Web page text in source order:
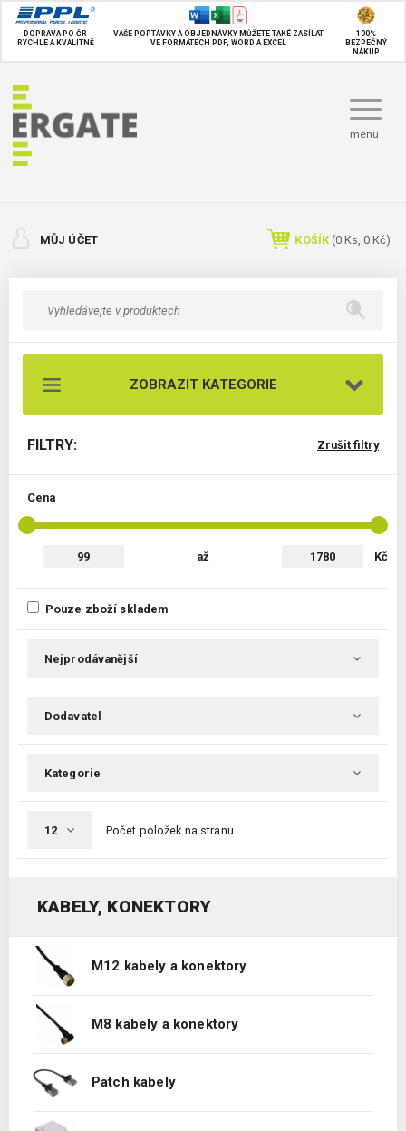
DOPRAVA PO ČR
RYCHLE A KVALITNĚ
VAŠE POPTÁVKY A OBJEDNÁVKY MŮŽETE TAKÉ ZASÍLAT
VE FORMÁTECH PDF, WORD A EXCEL
100%
BEZPEČNÝ
NÁKUP
menu
MŮJ ÚČET KOŠÍK (0 Ks, 0 Kč)
ZOBRAZIT KATEGORIE
FILTRY: Zrušit filtry
Cena
až Kč
Pouze zboží skladem
Počet položek na stranu
KABELY, KONEKTORY
M12 kabely a konektory
M8 kabely a konektory
Patch kabely